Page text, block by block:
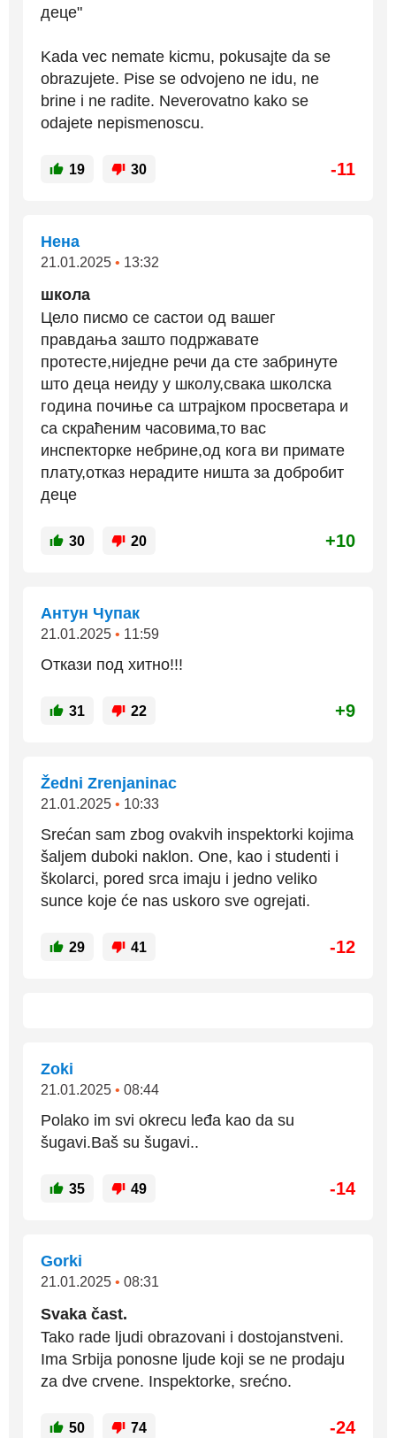
деце"
Kada vec nemate kicmu, pokusajte da se
obrazujete. Pise se odvojeno ne idu, ne
brine i ne radite. Neverovatno kako se
odajete nepismenoscu.
19 30 -11
Нена
21.01.2025 • 13:32
школа
Цело писмо се састои од вашег
правдања зашто подржавате
протесте,ниједне речи да сте забринуте
што деца неиду у школу,свака школска
година почиње са штрајком просветара и
са скраћеним часовима,то вас
инспекторке небрине,од кога ви примате
плату,отказ нерадите ништа за добробит
деце
30 20 +10
Антун Чупак
21.01.2025 • 11:59
Откази под хитно!!!
31 22 +9
Žedni Zrenjaninac
21.01.2025 • 10:33
Srećan sam zbog ovakvih inspektorki kojima
šaljem duboki naklon. One, kao i studenti i
školarci, pored srca imaju i jedno veliko
sunce koje će nas uskoro sve ogrejati.
29 41 -12
Zoki
21.01.2025 • 08:44
Polako im svi okrecu leđa kao da su
šugavi.Baš su šugavi..
35 49 -14
Gorki
21.01.2025 • 08:31
Svaka čast.
Tako rade ljudi obrazovani i dostojanstveni.
Ima Srbija ponosne ljude koji se ne prodaju
za dve crvene. Inspektorke, srećno.
50 74 -24